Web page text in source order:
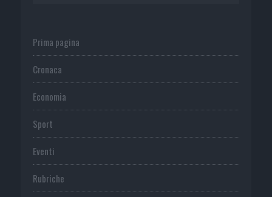
Prima pagina
Cronaca
Economia
Sport
Eventi
Rubriche